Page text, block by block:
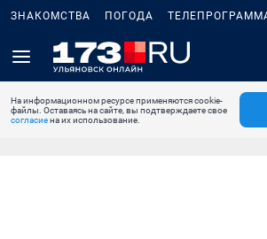
ЗНАКОМСТВА ПОГОДА
На информационном ресурсе применяются cookie-
файлы. Оставаясь на сайте, вы подтверждаете свое
согласиена их использование.